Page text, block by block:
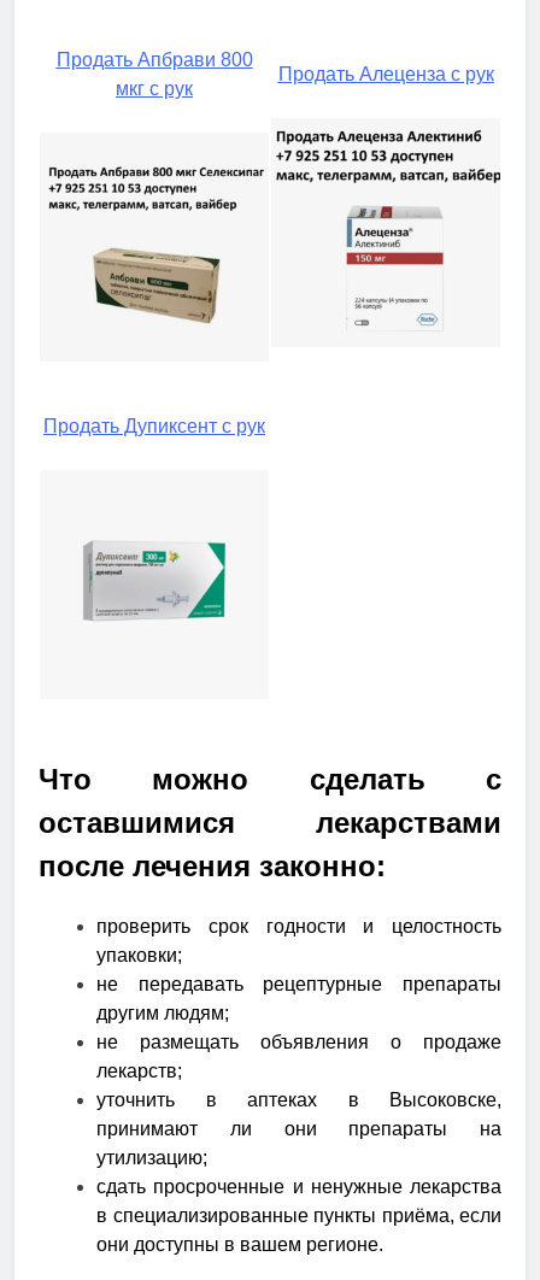
Продать Апбрави 800
мкг с рук
Продать Алеценза с рук
Продать Дупиксент с рук
Что можно сделать с
оставшимися лекарствами
после лечения законно:
проверить срок годности и целостность
упаковки;
не передавать рецептурные препараты
другим людям;
не размещать объявления о продаже
лекарств;
уточнить в аптеках в Высоковске,
принимают ли они препараты на
утилизацию;
сдать просроченные и ненужные лекарства
в специализированные пункты приёма, если
они доступны в вашем регионе.